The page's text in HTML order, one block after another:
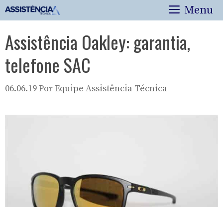
Pular
para
conteúdo
Menu
Assistência Oakley: garantia,
telefone SAC
06.06.19PorEquipe Assistência Técnica